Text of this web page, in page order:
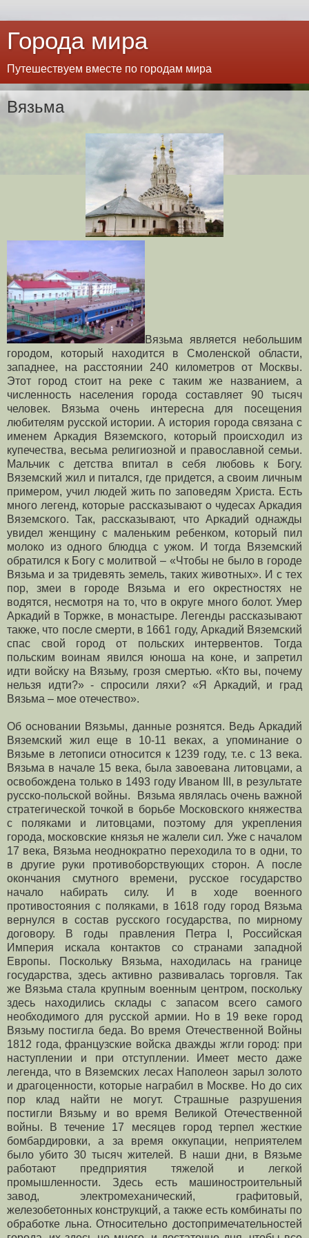
Города мира
Путешествуем вместе по городам мира
Вязьма
Вязьма является небольшим
городом, который находится в Смоленской области,
западнее, на расстоянии 240 километров от Москвы.
Этот город стоит на реке с таким же названием, а
численность населения города составляет 90 тысяч
человек. Вязьма очень интересна для посещения
любителям русской истории. А история города связана с
именем Аркадия Вяземского, который происходил из
купечества, весьма религиозной и православной семьи.
Мальчик с детства впитал в себя любовь к Богу.
Вяземский жил и питался, где придется, а своим личным
примером, учил людей жить по заповедям Христа. Есть
много легенд, которые рассказывают о чудесах Аркадия
Вяземского. Так, рассказывают, что Аркадий однажды
увидел женщину с маленьким ребенком, который пил
молоко из одного блюдца с ужом. И тогда Вяземский
обратился к Богу с молитвой – «Чтобы не было в городе
Вязьма и за тридевять земель, таких животных». И с тех
пор, змеи в городе Вязьма и его окрестностях не
водятся, несмотря на то, что в округе много болот. Умер
Аркадий в Торжке, в монастыре. Легенды рассказывают
также, что после смерти, в 1661 году, Аркадий Вяземский
спас свой город от польских интервентов. Тогда
польским воинам явился юноша на коне, и запретил
идти войску на Вязьму, грозя смертью. «Кто вы, почему
нельзя идти?» - спросили ляхи? «Я Аркадий, и град
Вязьма – мое отечество».
Об основании Вязьмы, данные рознятся. Ведь Аркадий
Вяземский жил еще в 10-11 веках, а упоминание о
Вязьме в летописи относится к 1239 году, т.е. с 13 века.
Вязьма в начале 15 века, была завоевана литовцами, а
освобождена только в 1493 году Иваном ІІІ, в результате
русско-польской войны. Вязьма являлась очень важной
стратегической точкой в борьбе Московского княжества
с поляками и литовцами, поэтому для укрепления
города, московские князья не жалели сил. Уже с началом
17 века, Вязьма неоднократно переходила то в одни, то
в другие руки противоборствующих сторон. А после
окончания смутного времени, русское государство
начало набирать силу. И в ходе военного
противостояния с поляками, в 1618 году город Вязьма
вернулся в состав русского государства, по мирному
договору. В годы правления Петра І, Российская
Империя искала контактов со странами западной
Европы. Поскольку Вязьма, находилась на границе
государства, здесь активно развивалась торговля. Так
же Вязьма стала крупным военным центром, поскольку
здесь находились склады с запасом всего самого
необходимого для русской армии. Но в 19 веке город
Вязьму постигла беда. Во время Отечественной Войны
1812 года, французские войска дважды жгли город: при
наступлении и при отступлении. Имеет место даже
легенда, что в Вяземских лесах Наполеон зарыл золото
и драгоценности, которые награбил в Москве. Но до сих
пор клад найти не могут. Страшные разрушения
постигли Вязьму и во время Великой Отечественной
войны. В течение 17 месяцев город терпел жесткие
бомбардировки, а за время оккупации, неприятелем
было убито 30 тысяч жителей. В наши дни, в Вязьме
работают предприятия тяжелой и легкой
промышленности. Здесь есть машиностроительный
завод, электромеханический, графитовый,
железобетонных конструкций, а также есть комбинаты по
обработке льна. Относительно достопримечательностей